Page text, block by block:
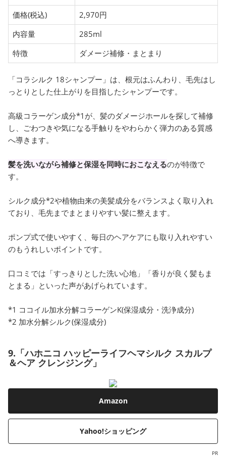
価格(税込)
2,970円
内容量
285ml
特徴
ダメージ補修・まとまり
「コラシルク 18シャンプー」は、根元はふんわり、毛先はし
っとりとした仕上がりを目指したシャンプーです。
高級コラーゲン成分*1が、髪のダメージホールを探して補修
し、ごわつきや気になる手触りをやわらかく弾力のある質感
へ導きます。
髪を洗いながら補修と保湿を同時におこなえるのが特徴で
す。
シルク成分*2や植物由来の美髪成分をバランスよく取り入れ
ており、毛先までまとまりやすい髪に整えます。
ポンプ式で使いやすく、毎日のヘアケアにも取り入れやすい
のもうれしいポイントです。
口コミでは「すっきりとした洗い心地」「香りが良く髪もま
とまる」といった声があげられています。
*1 ココイル加水分解コラーゲンK(保湿成分・洗浄成分)
*2 加水分解シルク(保湿成分)
9.「ハホニコ ハッピーライフヘマシルク スカルプ
＆ヘア クレンジング」
Amazon
Yahoo!ショッピング
PR